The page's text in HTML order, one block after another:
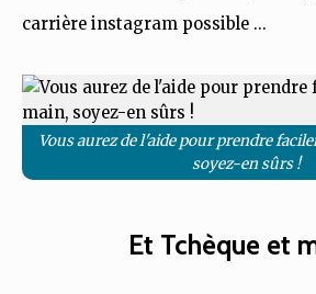
carrière instagram possible ...
Vous aurez de l'aide pour prendre
soyez-en sûrs !
Et Tchèque et